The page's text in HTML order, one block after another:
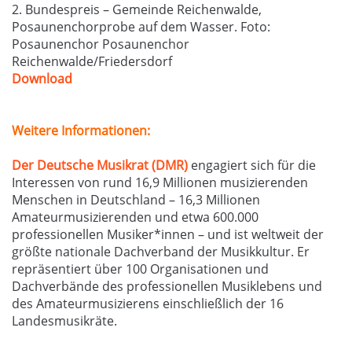
2. Bundespreis – Gemeinde Reichenwalde,
Posaunenchorprobe auf dem Wasser. Foto:
Posaunenchor Posaunenchor
Reichenwalde/Friedersdorf
Download
Weitere Informationen:
Der Deutsche Musikrat (DMR) engagiert sich für die
Interessen von rund 16,9 Millionen musizierenden
Menschen in Deutschland – 16,3 Millionen
Amateurmusizierenden und etwa 600.000
professionellen Musiker*innen – und ist weltweit der
größte nationale Dachverband der Musikkultur. Er
repräsentiert über 100 Organisationen und
Dachverbände des professionellen Musiklebens und
des Amateurmusizierens einschließlich der 16
Landesmusikräte.